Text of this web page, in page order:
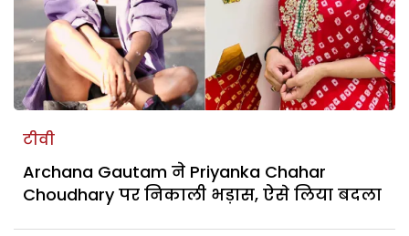
टीवी
Archana Gautam ने Priyanka Chahar
Choudhary पर निकाली भड़ास, ऐसे लिया बदला